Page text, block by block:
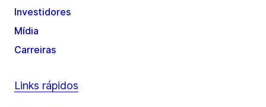
Investidores
Mídia
Carreiras
Links rápidos